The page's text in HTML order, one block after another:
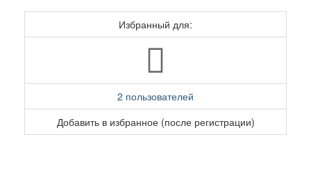
Избранный для:
2 пользователей
Добавить в избранное (после регистрации)